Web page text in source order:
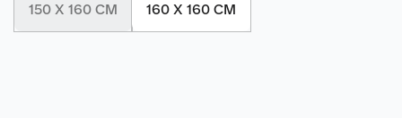
150 X 160 CM 160 X 160 CM